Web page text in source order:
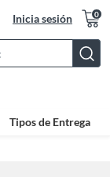
Inicia sesión 0
Bar
Tipos de Entrega